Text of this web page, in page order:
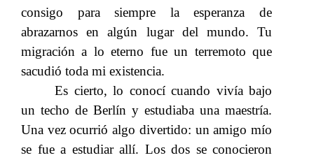
consigo para siempre la esperanza de
abrazarnos en algún lugar del mundo. Tu
migración a lo eterno fue un terremoto que
sacudió toda mi existencia.
Es cierto, lo conocí cuando vivía bajo
un techo de Berlín y estudiaba una maestría.
Una vez ocurrió algo divertido: un amigo mío
se fue a estudiar allí. Los dos se conocieron